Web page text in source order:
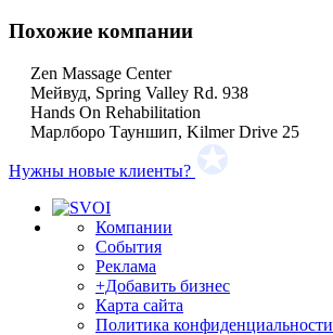
Похожие компании
Zen Massage Center
Мейвуд, Spring Valley Rd. 938
Hands On Rehabilitation
Марлборо Тауншип, Kilmer Drive 25
Нужны новые клиенты?
Компании
События
Реклама
+Добавить бизнес
Карта сайта
Политика конфиденциальности